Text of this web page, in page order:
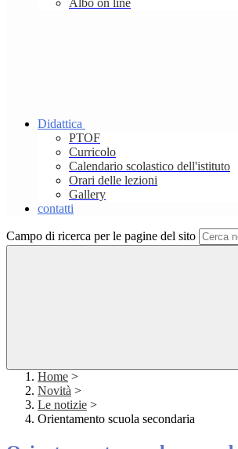
Albo on line
Didattica
PTOF
Curricolo
Calendario scolastico dell'istituto
Orari delle lezioni
Gallery
contatti
Campo di ricerca per le pagine del sito
Home >
Novità >
Le notizie >
Orientamento scuola secondaria